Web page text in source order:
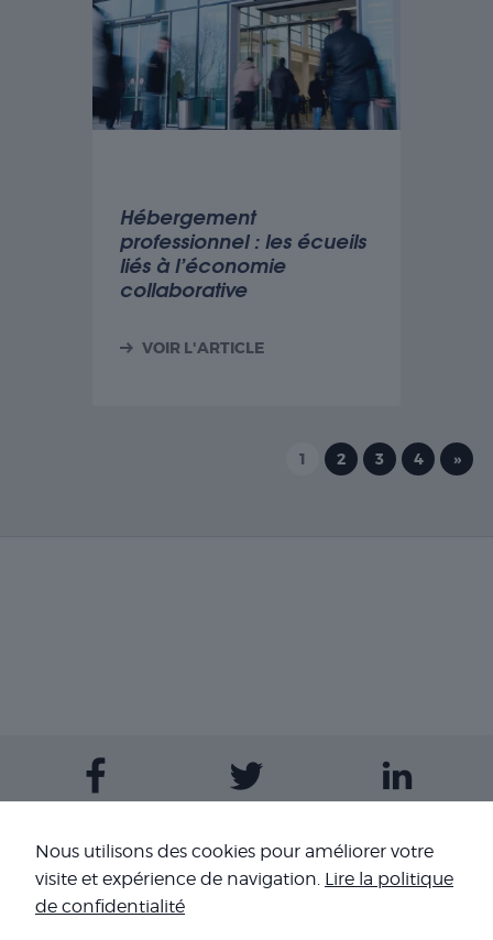
Hébergement
professionnel : les écueils
liés à l’économie
collaborative
VOIR L'ARTICLE
1 2 3 4 »
Contactez-nous
Nous utilisons des cookies pour améliorer votre
visite et expérience de navigation. Lire la politique
de confidentialité